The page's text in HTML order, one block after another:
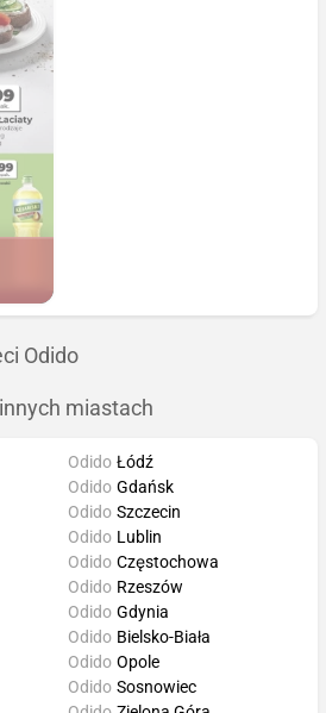
Odido
miastach
Odido Łódź
Odido Gdańsk
Odido Szczecin
Odido Lublin
Odido Częstochowa
Odido Rzeszów
Odido Gdynia
Odido Bielsko-Biała
Odido Opole
Odido Sosnowiec